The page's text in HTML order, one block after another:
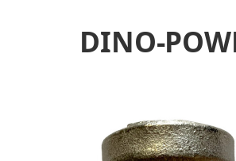
DINO-